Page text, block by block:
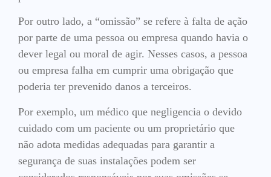
Por outro lado, a “omissão” se refere à falta de ação
por parte de uma pessoa ou empresa quando havia o
dever legal ou moral de agir. Nesses casos, a pessoa
ou empresa falha em cumprir uma obrigação que
poderia ter prevenido danos a terceiros.
Por exemplo, um médico que negligencia o devido
cuidado com um paciente ou um proprietário que
não adota medidas adequadas para garantir a
segurança de suas instalações podem ser